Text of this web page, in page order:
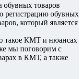
обувных товаров
регистрацию обувных
который является
такое КМТ и нюансах
мы поговорим с
в КМТ, а также